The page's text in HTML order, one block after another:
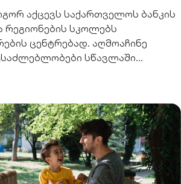
აქცევს საქართველოს ბანკის
რეგიონების სკოლებს
ცენტრებად. აღმოაჩინე
სწავლაში